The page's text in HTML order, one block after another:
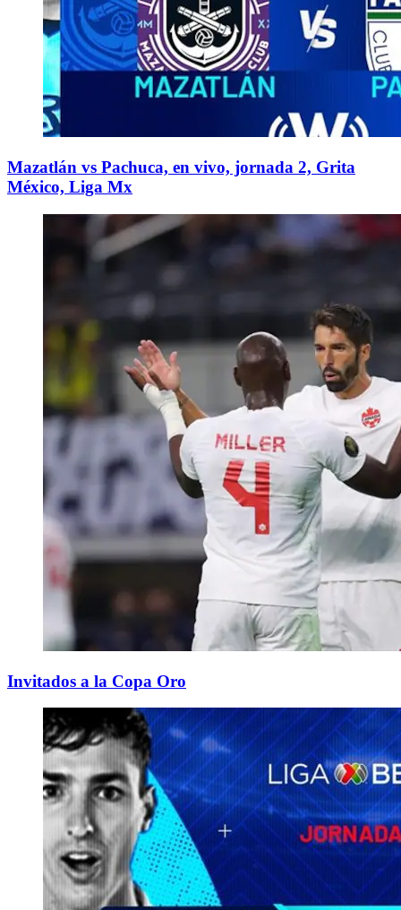
Mazatlán vs Pachuca, en vivo, jornada 2, Grita
México, Liga Mx
Invitados a la Copa Oro